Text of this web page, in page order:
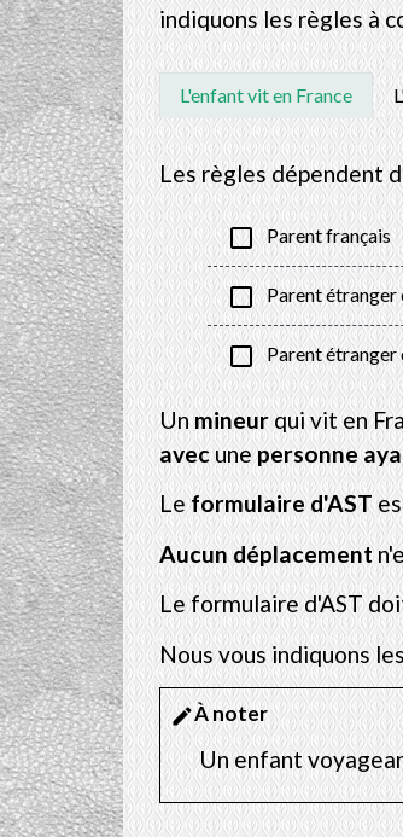
indiquons les règles à
L'enfant vit en France
Les règles dépendent
check_box_outline_blank Parent français
check_box_outline_blank Parent étranger
check_box_outline_blank Parent étranger
Unmineurqui vit en
avecunepersonne
Leformulaire d'AST
Aucun déplacement
Le formulaire d'AST
Nous vous indiquons
editÀ noter
Un enfant